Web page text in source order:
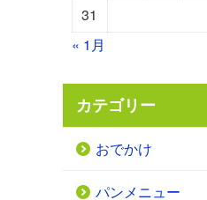
31
« 1月
カテゴリー
おでかけ
パンメニュー